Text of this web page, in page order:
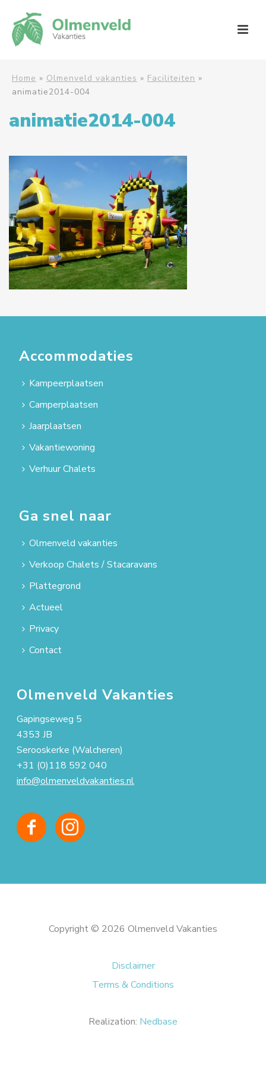
Home » Olmenveld vakanties » Faciliteiten »
animatie2014-004
animatie2014-004
Accommodaties
Kampeerplaatsen
Camperplaatsen
Jaarplaatsen
Vakantiewoning
Verhuur Chalets
Ga snel naar
Olmenveld vakanties
Verkoop Chalets / Stacaravans
Plattegrond
Actueel
Privacy
Contact
Olmenveld Vakanties
Gapingseweg 5
4353 JB
Serooskerke (Walcheren)
+31 (0)118 592 040
info@olmenveldvakanties.nl
Copyright © 2026 Olmenveld Vakanties
Disclaimer
Terms & Conditions
Realization: Nedbase